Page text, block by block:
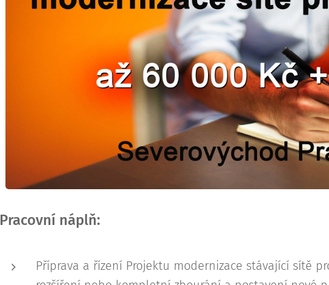
Pracovní náplň:
Příprava a řízení Projektu modernizace stávající sítě